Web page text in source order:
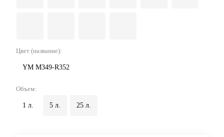
Цвет (название):
YM M349-R352
Объем:
1 л. 5 л. 25 л.